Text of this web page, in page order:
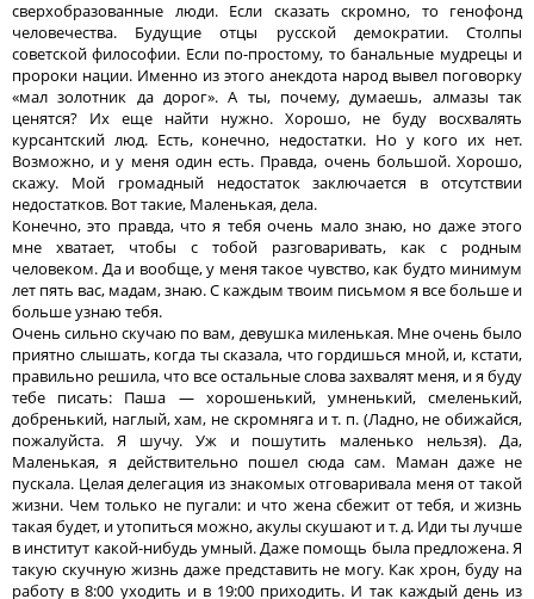
сверхобразованные люди. Если сказать скромно, то генофонд
человечества. Будущие отцы русской демократии. Столпы
советской философии. Если по-простому, то банальные мудрецы и
пророки нации. Именно из этого анекдота народ вывел поговорку
«мал золотник да дорог». А ты, почему, думаешь, алмазы так
ценятся? Их еще найти нужно. Хорошо, не буду восхвалять
курсантский люд. Есть, конечно, недостатки. Но у кого их нет.
Возможно, и у меня один есть. Правда, очень большой. Хорошо,
скажу. Мой громадный недостаток заключается в отсутствии
недостатков. Вот такие, Маленькая, дела.
Конечно, это правда, что я тебя очень мало знаю, но даже этого
мне хватает, чтобы с тобой разговаривать, как с родным
человеком. Да и вообще, у меня такое чувство, как будто минимум
лет пять вас, мадам, знаю. С каждым твоим письмом я все больше и
больше узнаю тебя.
Очень сильно скучаю по вам, девушка миленькая. Мне очень было
приятно слышать, когда ты сказала, что гордишься мной, и, кстати,
правильно решила, что все остальные слова захвалят меня, и я буду
тебе писать: Паша — хорошенький, умненький, смеленький,
добренький, наглый, хам, не скромняга и т. п. (Ладно, не обижайся,
пожалуйста. Я шучу. Уж и пошутить маленько нельзя). Да,
Маленькая, я действительно пошел сюда сам. Маман даже не
пускала. Целая делегация из знакомых отговаривала меня от такой
жизни. Чем только не пугали: и что жена сбежит от тебя, и жизнь
такая будет, и утопиться можно, акулы скушают и т. д. Иди ты лучше
в институт какой-нибудь умный. Даже помощь была предложена. Я
такую скучную жизнь даже представить не могу. Как хрон, буду на
работу в 8:00 уходить и в 19:00 приходить. И так каждый день из